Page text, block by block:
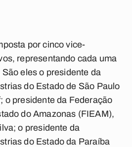
por cinco vice-
representando cada uma
eles o presidente da
do Estado de São Paulo
o presidente da Federação
do Amazonas (FIEAM),
o presidente da
do Estado da Paraíba